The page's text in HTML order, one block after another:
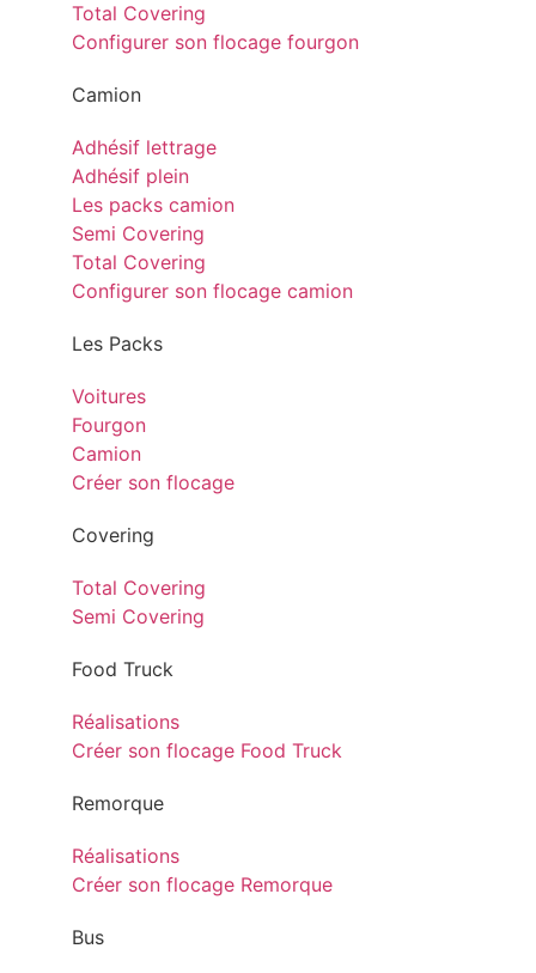
Total Covering
Configurer son flocage fourgon
Camion
Adhésif lettrage
Adhésif plein
Les packs camion
Semi Covering
Total Covering
Configurer son flocage camion
Les Packs
Voitures
Fourgon
Camion
Créer son flocage
Covering
Total Covering
Semi Covering
Food Truck
Réalisations
Créer son flocage Food Truck
Remorque
Réalisations
Créer son flocage Remorque
Bus